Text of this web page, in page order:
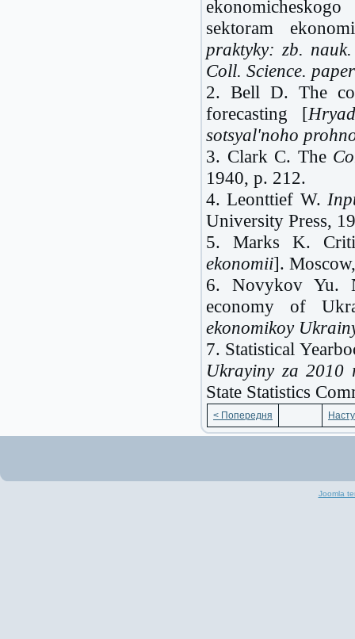
sektoram
praktyky: zb.
Coll. Science.
2.Bell D. The
forecasting [
sotsyal'noho
3. Clark C. The
1940, p. 212.
4. Leonttief W.
University Press,
5. Marks K.
ekonomii]. Moscow
6. Novykov Yu.
economy of
ekonomikoy
7. Statistical
Ukrayiny za 2010
State Statistics
< Попередня
Joomla